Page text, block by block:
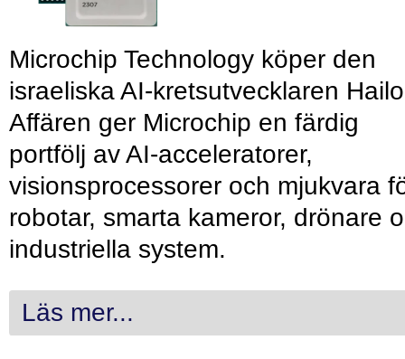
Microchip Technology köper den
israeliska AI-kretsutvecklaren
Affären ger Microchip en färdig
portfölj av AI-acceleratorer,
visionsprocessorer och mjukvara
robotar, smarta kameror, drönare
industriella system.
Läs mer...